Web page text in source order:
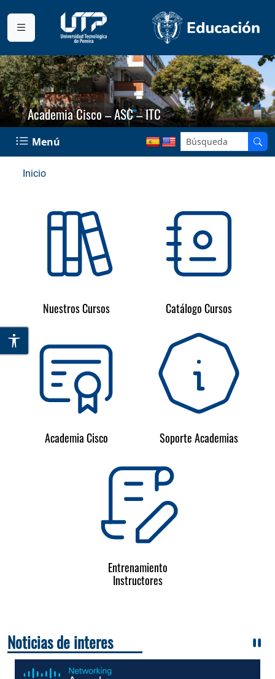
Academia Cisco – ASC – ITC
Menú
Inicio
Nuestros Cursos Catálogo Cursos
Academia Cisco Soporte Academias
Entrenamiento
Instructores
Noticias de interes